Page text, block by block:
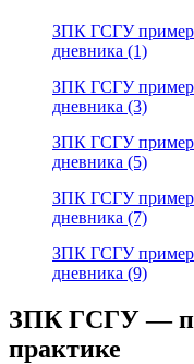
ЗПК ГСГУ пример
дневника (1)
ЗПК ГСГУ пример
дневника (3)
ЗПК ГСГУ пример
дневника (5)
ЗПК ГСГУ пример
дневника (7)
ЗПК ГСГУ пример
дневника (9)
ЗПК ГСГУ —
практике